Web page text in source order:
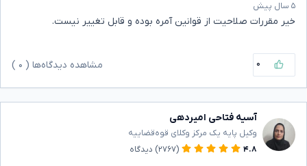
۵ سال پیش
خیر مقررات صلاحیت از قوانین آمره بوده و قابل تغییر نیست.
۰ مشاهده دیدگاه‌ها ( ۰
آسیه فتاحی امیردهی
وکیل پایه یک مرکز وکلای قوه‌قضاییه
۴.۸
(۲۷۶۷) دیدگاه